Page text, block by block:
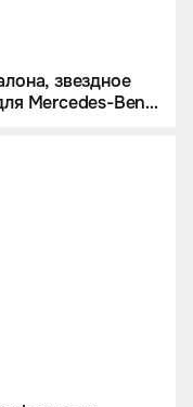
звездное
Mercedes-Benz